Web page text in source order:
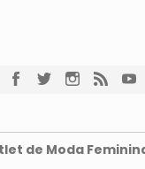
de Moda